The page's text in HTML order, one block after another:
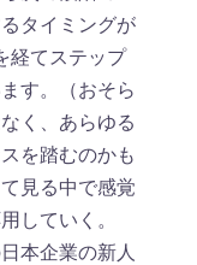
タイミングが
経てステップ
す。（おそら
く、あらゆる
を踏むのかも
見る中で感覚
していく。
本企業の新人